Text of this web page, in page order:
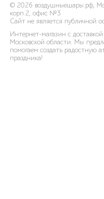
© 2026 воздушныешары.рф,
корп.2, офис №3
Сайт не является публичной
Интернет-магазин с
Московской области. Мы
помогаем создать радостную
праздника!